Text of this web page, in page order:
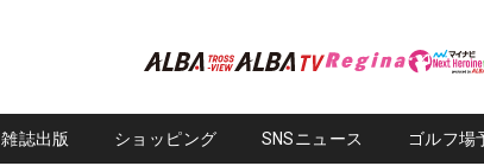
雑誌出版 ショッピング SNSニュース ゴルフ場